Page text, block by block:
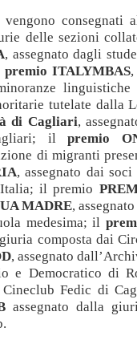
consegnati
delle sezioni
, assegnato dagli
premio ITALYMBAS,
tutelate dalla
di Cagliari,
il premio
di migranti
, assegnato dai
il premio
MADRE,
medesima; il
composta dai
, assegnato
e Democratico di
Cineclub Fedic di
assegnato dalla